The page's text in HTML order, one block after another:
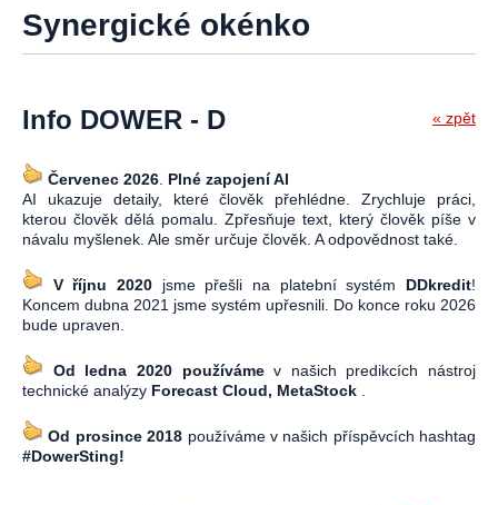
Synergické okénko
Info DOWER - D « zpět
Červenec 2026 Plné zapojení AI
AI ukazuje detaily, které člověk přehlédne. Zrychluje práci,
kterou člověk dělá pomalu. Zpřesňuje text, který člověk píše v
návalu myšlenek. Ale směr určuje člověk. A odpovědnost také.
V říjnu 2020 jsme přešli na platební systém DDkredit!
Koncem dubna 2021 jsme systém upřesnili. Do konce roku 2026
bude upraven.
Od ledna 2020 používámev našich predikcích nástroj
technické analýzy Forecast Cloud, MetaStock
Od prosince 2018 používáme v našich příspěvcích hashtag
#DowerSting!